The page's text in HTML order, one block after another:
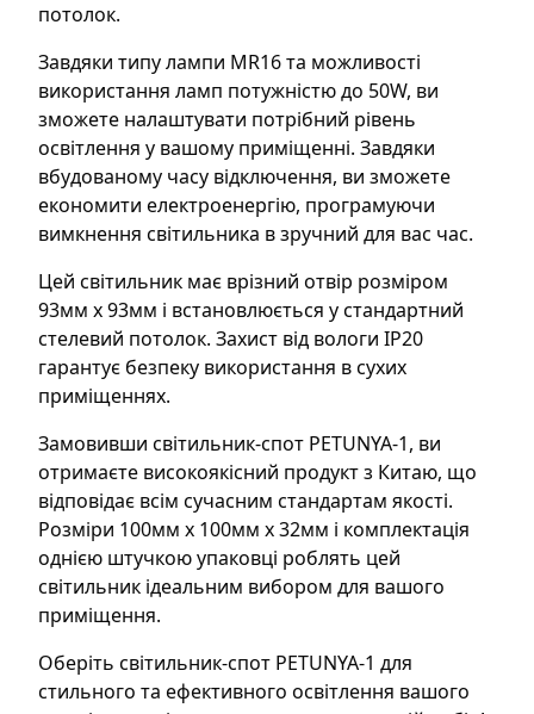
потолок.
Завдяки типу лампи MR16 та можливості
використання ламп потужністю до 50W, ви
зможете налаштувати потрібний рівень
освітлення у вашому приміщенні. Завдяки
вбудованому часу відключення, ви зможете
економити електроенергію, програмуючи
вимкнення світильника в зручний для вас час.
Цей світильник має врізний отвір розміром
93мм х 93мм і встановлюється у стандартний
стелевий потолок. Захист від вологи IP20
гарантує безпеку використання в сухих
приміщеннях.
Замовивши світильник-спот PETUNYA-1, ви
отримаєте високоякісний продукт з Китаю, що
відповідає всім сучасним стандартам якості.
Розміри 100мм x 100мм x 32мм і комплектація
однією штучкою упаковці роблять цей
світильник ідеальним вибором для вашого
приміщення.
Оберіть світильник-спот PETUNYA-1 для
стильного та ефективного освітлення вашого